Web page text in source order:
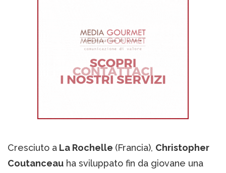
Cresciuto a La Rochelle (Francia), Christopher
Coutanceau ha sviluppato fin da giovane una